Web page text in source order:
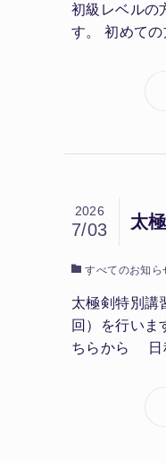
初級レベルの
す。 初めて
太
2026
7/03
すべてのお知ら
太極剣特別講
回）を行い
ちらから 日